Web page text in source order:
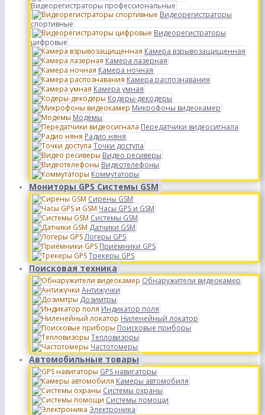
Видеорегистраторы профессиональные
Видеорегистраторы
спортивные
Видеорегистраторы
цифровые
Камера взрывозащищенная
Камера лазерная
Камера ночная
Камера распознавания
Камера умная
Кодеры-декодеры
Микрофоны видеокамер
Модемы
Передатчики видеосигнала
Радио няня
Точки доступа
Видео ресиверы
Видеотелефоны
Коммутаторы
Мониторы GPS Системы GSM
Сирены GSM
Часы GPS и GSM
Системы GSM
Датчики GSM
Логеры GPS
Приёмники GPS
Трекеры GPS
Поисковая техника
Обнаружители видеокамер
Антижучки
Дозимтры
Индикатор поля
Ниленейный локатор
Поисковые приборы
Тепловизоры
Частотомеры
Автомобильные товары
GPS навигаторы
Камеры автомобиля
Системы охраны
Системы помощи
Электроника